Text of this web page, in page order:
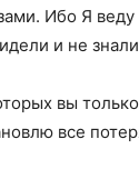
Ибо Я веду
и не
вы
все